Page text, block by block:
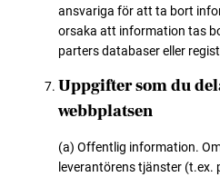
ansvariga för att ta bort
orsaka att information tas
parters databaser eller
Uppgifter som du
webbplatsen
(a) Offentlig information.
leverantörens tjänster (t.ex.